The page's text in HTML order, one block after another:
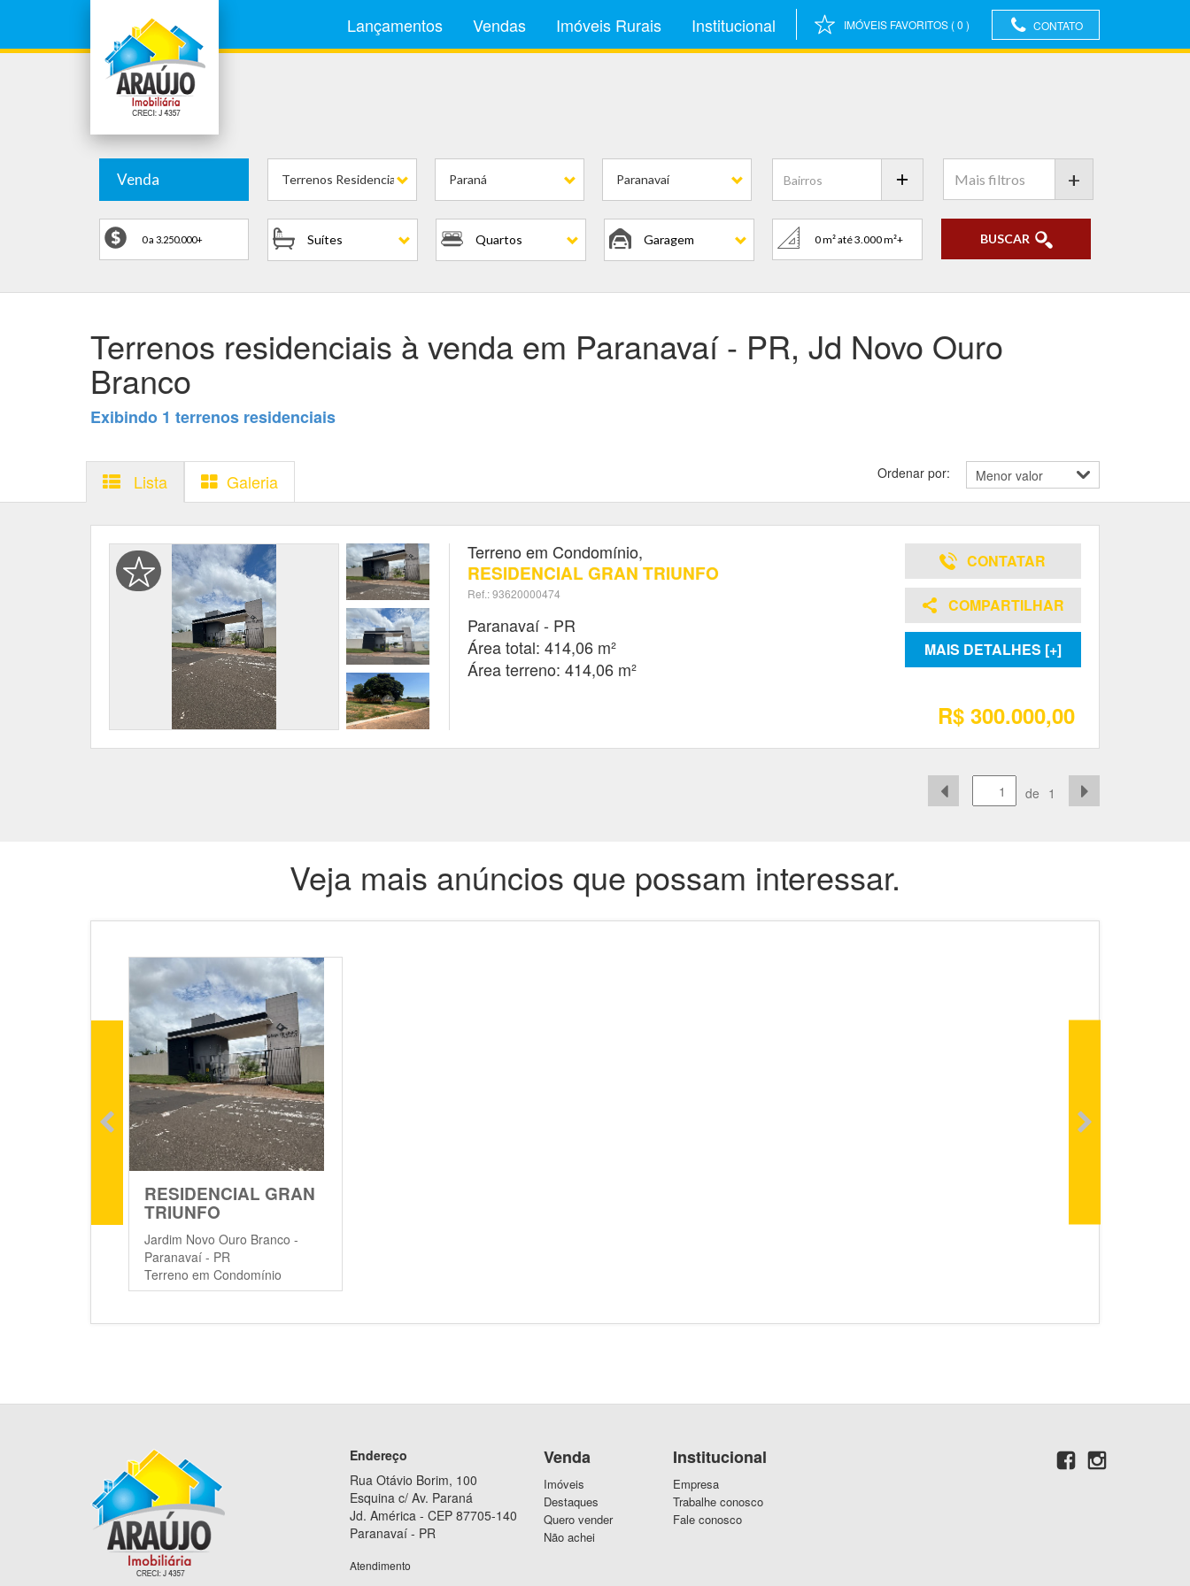
Lançamentos Vendas Imóveis Rurais Institucional IMÓVEIS FAVORITOS (0 ) CONTATO
Venda Terrenos Residenciais Paraná Paranavaí
Suítes Quartos Garagem
+
BUSCAR
Terrenos residenciais à venda em Paranavaí - PR, Jd Novo Ouro
Branco
Exibindo 1 terrenos residenciais
Lista Galeria Ordenar por:
Terreno em Condomínio,
RESIDENCIAL GRAN TRIUNFO
Ref.: 93620000474
Paranavaí - PR
Área total: 414,06 m²
Área terreno: 414,06 m²
CONTATAR
COMPARTILHAR
MAIS DETALHES [+]
R$ 300.000,00
de 1
Veja mais anúncios que possam interessar.
RESIDENCIAL GRAN
TRIUNFO
Jardim Novo Ouro Branco -
Paranavaí - PR
Terreno em Condomínio
Endereço
Rua Otávio Borim, 100
Esquina c/ Av. Paraná
Jd. América - CEP 87705-140
Paranavaí - PR
Atendimento
Venda
Imóveis
Destaques
Quero vender
Não achei
Institucional
Empresa
Trabalhe conosco
Fale conosco